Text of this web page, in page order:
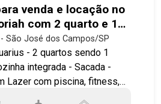
venda e locação no
com 2 quarto e 1
- 50m² no bairro
São José dos Campos/SP
- 2 quartos sendo 1
integrada - Sacada -